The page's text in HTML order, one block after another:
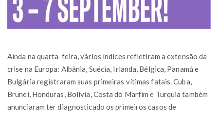
Ainda na quarta-feira, vários índices refletiram a extensão da
crise na Europa: Albânia, Suécia, Irlanda, Bélgica, Panamá e
Bulgária registraram suas primeiras vítimas fatais. Cuba,
Brunei, Honduras, Bolívia, Costa do Marfim e Turquia também
anunciaram ter diagnosticado os primeiros casos de